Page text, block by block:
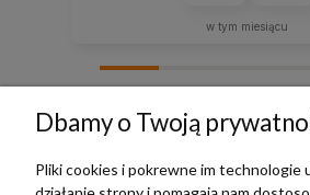
w tym miesiącu
Dbamy o Twoją
Pliki cookies i pokrewne im technologie